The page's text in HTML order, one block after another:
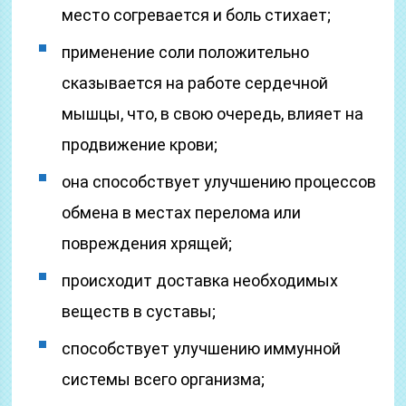
место согревается и боль стихает;
применение соли положительно
сказывается на работе сердечной
мышцы, что, в свою очередь, влияет на
продвижение крови;
она способствует улучшению процессов
обмена в местах перелома или
повреждения хрящей;
происходит доставка необходимых
веществ в суставы;
способствует улучшению иммунной
системы всего организма;